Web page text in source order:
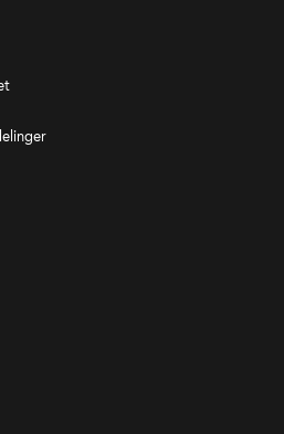
en lerbase, og netop
er en af de vigtigste
Cabernet Sauvignon
tættest på floden har
jo længere væk man
ler er der i jordbunden,
af Merlot. Haut-
Saint-Estephe, Pauillac,
samt de to mindre kendte
dækker kun rødvin,
fadlagrede.